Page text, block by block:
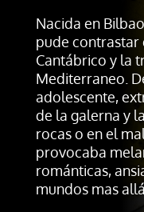
Nacida en
pude
Cantábrico y la
Mediterraneo.
adolescente,
de la galerna y
rocas o en el
provocaba
románticas,
mundos mas